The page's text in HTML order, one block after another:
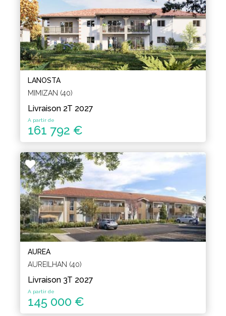
LANOSTA
MIMIZAN (40)
Livraison 2T 2027
A partir de
161 792 €
AUREA
AUREILHAN (40)
Livraison 3T 2027
A partir de
145 000 €